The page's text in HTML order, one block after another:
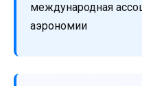
международная
аэрономии